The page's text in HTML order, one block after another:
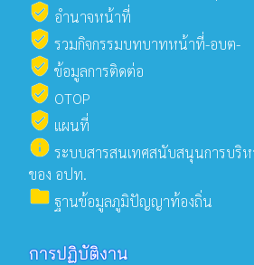
verified_user อำนาจหน้าที่
verified_user รวมกิจกรรมบทบาทหน้าที่-อบต-
verified_user ข้อมูลการติดต่อ
verified_user OTOP
verified_user แผนที่
info ระบบสารสนเทศสนับสนุนการบริห
ของ อปท.
folder ฐานข้อมูลภูมิปัญญาท้องถิ่น
การปฏิบัติงาน